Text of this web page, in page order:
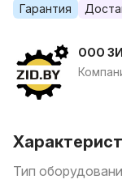
Гарантия
ООО
Тип